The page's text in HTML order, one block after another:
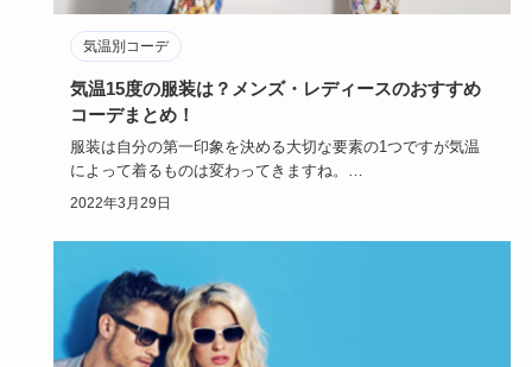
気温別コーデ
気温15度の服装は？メンズ・レディースのおすすめ
コーデまとめ！
服装は自分の第一印象を決める大切な要素の1つですが気温
によって着るものは変わってきますね。
一体どんな服装をしたらいいか…
2022年3月29日